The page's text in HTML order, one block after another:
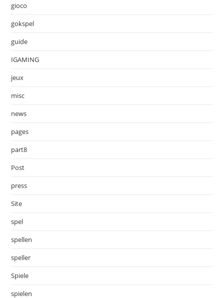
gioco
gokspel
guide
IGAMING
jeux
misc
news
pages
part8
Post
press
Site
spel
spellen
speller
Spiele
spielen